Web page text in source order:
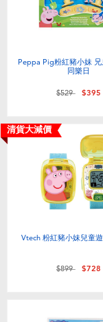
Peppa Pig粉紅豬小妹
同樂日
價格從
$529至$395
清貨大減價
Vtech 粉紅豬小妹兒童
價格從
$899至$728